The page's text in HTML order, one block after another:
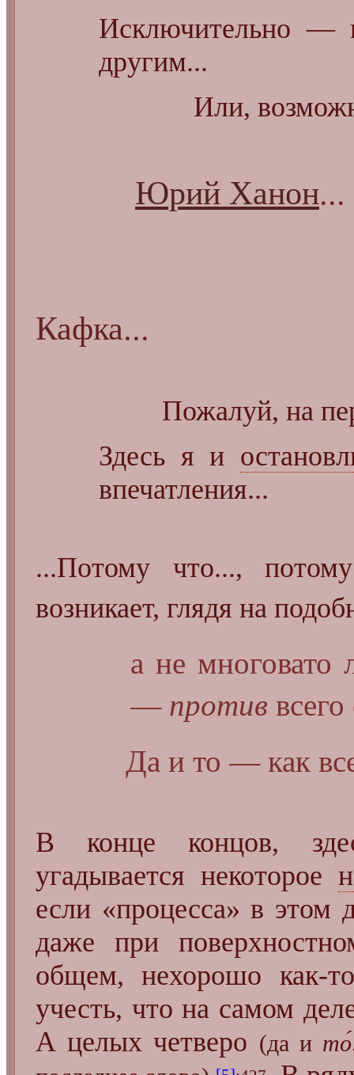
Исключительно —
другим...
Или,
Юрий Ханон...
Кафка...
Пожалуй, на
Здесь я и
впечатления...
...Потому что...,
возникает, глядя на
а не многовато
—против
Да и то — как
В конце концов,
угадывается некоторое
если «процесса» в
даже при
общем, нехорошо как-
учесть, что на самом
А целых четверо (да и то́